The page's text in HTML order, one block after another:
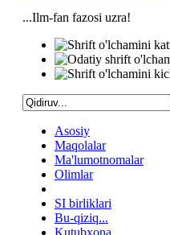
...Ilm-fan fazosi uzra!
Asosiy
Maqolalar
Ma'lumotnomalar
Olimlar
SI birliklari
Bu-qiziq...
Kutubxona